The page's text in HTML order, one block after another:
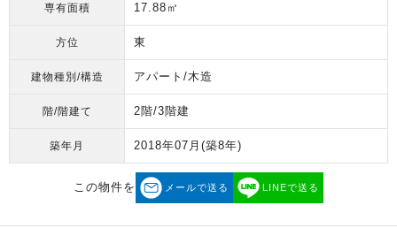
専有面積 17.88㎡
方位 東
建物種別/構造 アパート/木造
階/階建て 2階/3階建
築年月 2018年07月 (築8年)
この物件を メールで送る LINEで送る